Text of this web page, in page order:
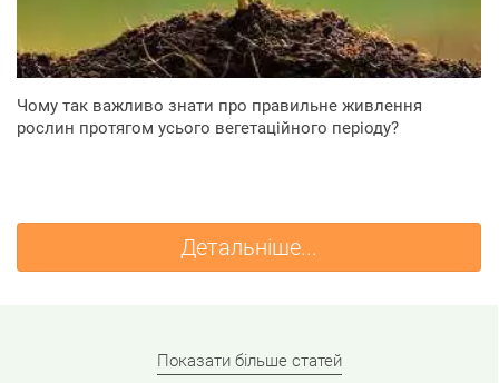
Чому так важливо знати про правильне живлення
рослин протягом усього вегетаційного періоду?
Детальніше...
Показати більше статей